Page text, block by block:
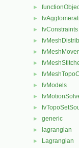
►
►
► fvConstraints
►
►
►
►
► fvModels
►
►
► generic
► lagrangian
► Lagrangian